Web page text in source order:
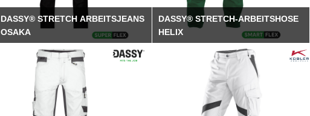
DASSY® STRETCH ARBEITSJEANS
OSAKA
DASSY® STRETCH-ARBEITSHOSE
HELIX